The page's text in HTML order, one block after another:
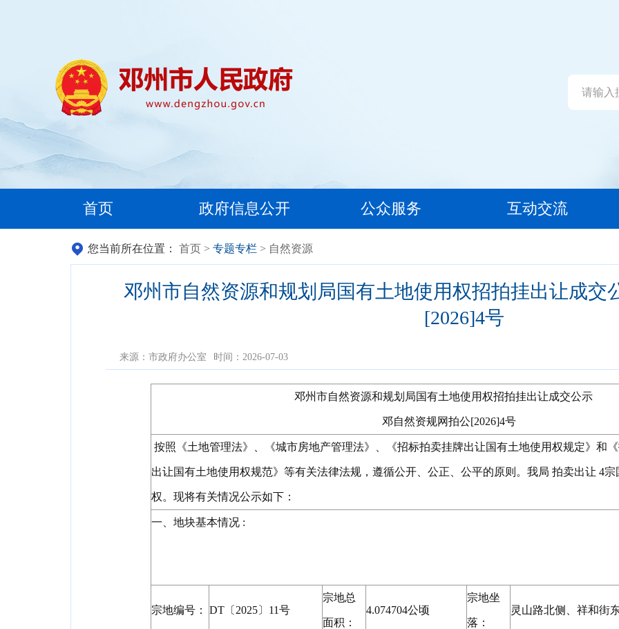
首页 政府信息公开 公众服务 互动交流
您当前所在位置： 首页 > 专题专栏 > 自然资源
邓州市自然资源和规划局国有土地使用权招拍挂出让成交
[2026]4号
来源：市政府办公室 时间：2026-07-03
邓州市自然资源和规划局国有土地使用权招拍挂出让成交公示
邓自然资规网拍公[2026]4号
按照《土地管理法》、《城市房地产管理法》、《招标拍卖挂牌出让国有土地使用权规定》和
出让国有土地使用权规范》等有关法律法规，遵循公开、公正、公平的原则。我局 拍卖出让 4宗
权。现将有关情况公示如下：
一、地块基本情况 :
宗地编号： DT〔2025〕11号
宗地总
面积：
4.074704公顷
宗地坐
落：
灵山路北侧、祥和街